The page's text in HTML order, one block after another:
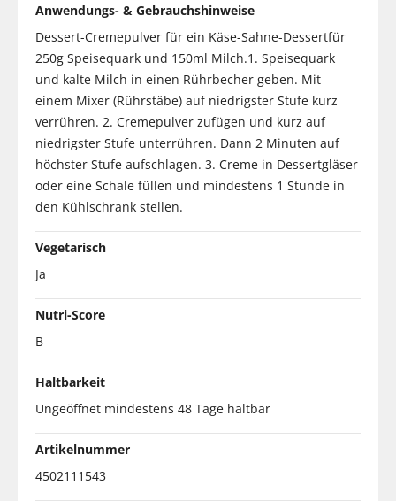
Anwendungs- & Gebrauchshinweise
Dessert-Cremepulver für ein Käse-Sahne-Dessertfür
250g Speisequark und 150ml Milch.1. Speisequark
und kalte Milch in einen Rührbecher geben. Mit
einem Mixer (Rührstäbe) auf niedrigster Stufe kurz
verrühren. 2. Cremepulver zufügen und kurz auf
niedrigster Stufe unterrühren. Dann 2 Minuten auf
höchster Stufe aufschlagen. 3. Creme in Dessertgläser
oder eine Schale füllen und mindestens 1 Stunde in
den Kühlschrank stellen.
Vegetarisch
Ja
Nutri-Score
B
Haltbarkeit
Ungeöffnet mindestens 48 Tage haltbar
Artikelnummer
4502111543